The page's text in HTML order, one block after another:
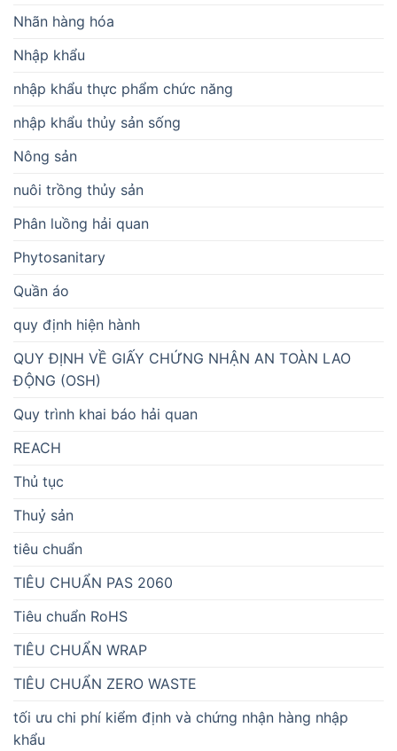
Nhãn hàng hóa
Nhập khẩu
nhập khẩu thực phẩm chức năng
nhập khẩu thủy sản sống
Nông sản
nuôi trồng thủy sản
Phân luồng hải quan
Phytosanitary
Quần áo
quy định hiện hành
QUY ĐỊNH VỀ GIẤY CHỨNG NHẬN AN TOÀN LAO
ĐỘNG (OSH)
Quy trình khai báo hải quan
REACH
Thủ tục
Thuỷ sản
tiêu chuẩn
TIÊU CHUẨN PAS 2060
Tiêu chuẩn RoHS
TIÊU CHUẨN WRAP
TIÊU CHUẨN ZERO WASTE
tối ưu chi phí kiểm định và chứng nhận hàng nhập
khẩu